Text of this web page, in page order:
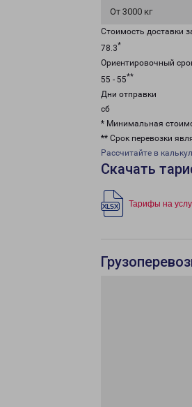
От 3000 кг
Стоимость доставки
78.3*
Ориентировочный
55 - 55**
Дни отправки
сб
* Минимальная
** Срок перевозки
Рассчитайте в
Скачать
Тарифы на